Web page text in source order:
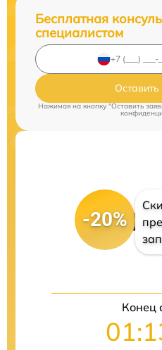
Бесплатная
специалистом
Нажимая на кнопку "Оставить
-20%
Конец